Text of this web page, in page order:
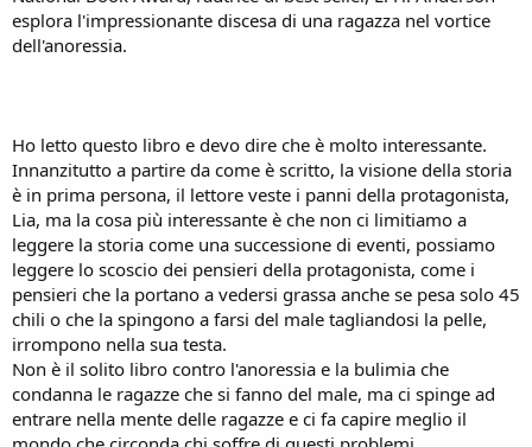
esplora l'impressionante discesa di una ragazza nel vortice
dell'anoressia.
Ho letto questo libro e devo dire che è molto interessante.
Innanzitutto a partire da come è scritto, la visione della storia
è in prima persona, il lettore veste i panni della protagonista,
Lia, ma la cosa più interessante è che non ci limitiamo a
leggere la storia come una successione di eventi, possiamo
leggere lo scoscio dei pensieri della protagonista, come i
pensieri che la portano a vedersi grassa anche se pesa solo 45
chili o che la spingono a farsi del male tagliandosi la pelle,
irrompono nella sua testa.
Non è il solito libro contro l'anoressia e la bulimia che
condanna le ragazze che si fanno del male, ma ci spinge ad
entrare nella mente delle ragazze e ci fa capire meglio il